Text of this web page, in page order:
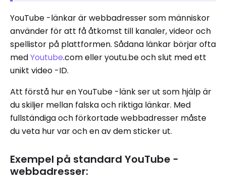
YouTube -länkar är webbadresser som människor
använder för att få åtkomst till kanaler, videor och
spellistor på plattformen. Sådana länkar börjar ofta
medYoutube.com eller youtu.be och slut med ett
unikt video -ID.
Att förstå hur en YouTube -länk ser ut som hjälp är
du skiljer mellan falska och riktiga länkar. Med
fullständiga och förkortade webbadresser måste
du veta hur var och en av dem sticker ut.
Exempel på standard YouTube -
webbadresser: